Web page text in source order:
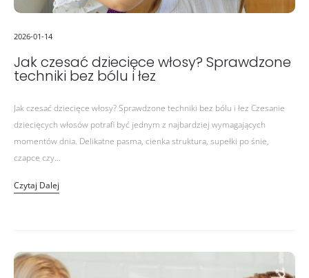
2026-01-14
Jak czesać dziecięce włosy? Sprawdzone
techniki bez bólu i łez
Jak czesać dziecięce włosy? Sprawdzone techniki bez bólu i łez Czesanie
dziecięcych włosów potrafi być jednym z najbardziej wymagających
momentów dnia. Delikatne pasma, cienka struktura, supełki po śnie,
czapce czy…
Czytaj Dalej